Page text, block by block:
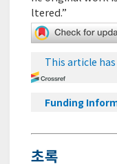
ltered.”
This article
Funding
초록